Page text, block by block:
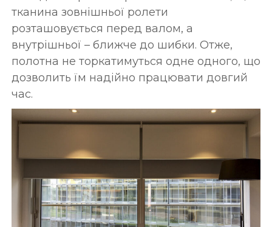
тканина зовнішньої ролети
розташовується перед валом, а
внутрішньої – ближче до шибки. Отже,
полотна не торкатимуться одне одного, що
дозволить їм надійно працювати довгий
час.